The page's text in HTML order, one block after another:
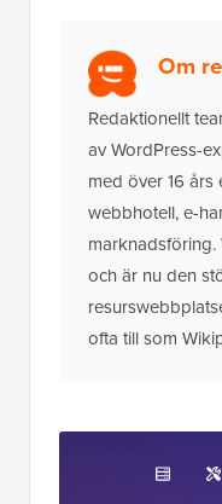
Om
Redaktionellt
av WordPress-
med över 16 års
webbhotell, e-
och är nu den
ofta till som